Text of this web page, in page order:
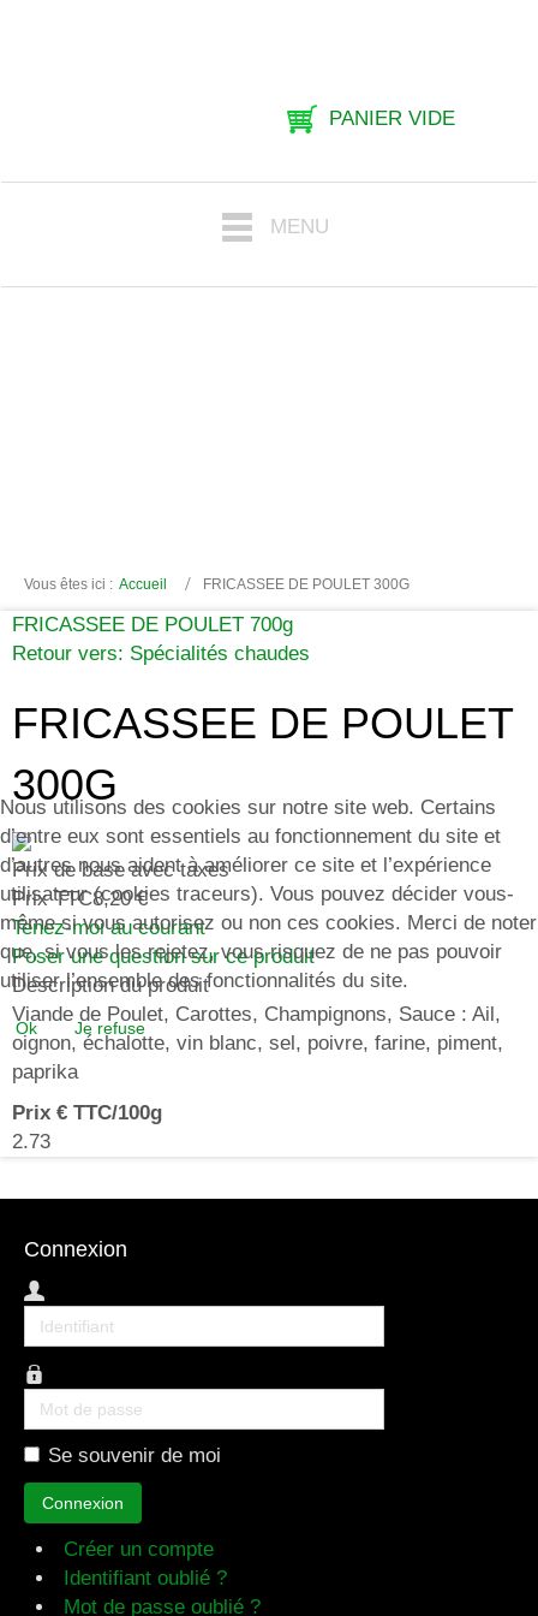
PANIER VIDE
MENU
Vous êtes ici : Accueil FRICASSEE DE POULET 300G
FRICASSEE DE POULET 700g
Retour vers: Spécialités chaudes
FRICASSEE DE POULET
300G
Prix de base avec taxes
Prix TTC8,20 €
Tenez-moi au courant
Poser une question sur ce produit
Description du produit
Viande de Poulet, Carottes, Champignons, Sauce : Ail,
oignon, échalotte, vin blanc, sel, poivre, farine, piment,
paprika
Prix € TTC/100g
2.73
Connexion
Identifiant
Mot
de
passeSe souvenir de moi
Connexion
Créer un compte
Identifiant oublié ?
Mot de passe oublié ?
Nous utilisons des cookies sur notre site web. Certains
d’entre eux sont essentiels au fonctionnement du site et
d’autres nous aident à améliorer ce site et l’expérience
utilisateur (cookies traceurs). Vous pouvez décider vous-
même si vous autorisez ou non ces cookies. Merci de noter
que, si vous les rejetez, vous risquez de ne pas pouvoir
utiliser l’ensemble des fonctionnalités du site.
Ok Je refuse